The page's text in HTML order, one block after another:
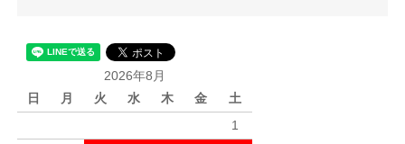
2026年8月
日
月 火 水 木 金
土
1